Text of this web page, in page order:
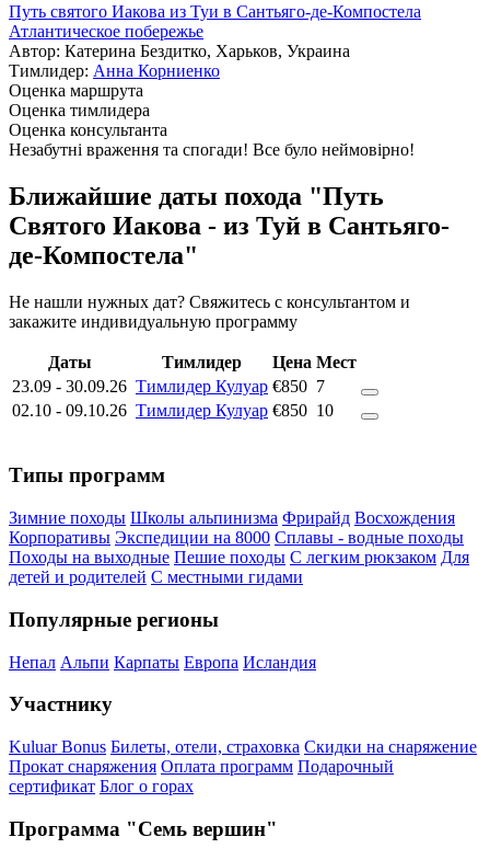
Путь святого Иакова из Туи в Сантьяго-де-Компостела
Атлантическое побережье
Автор: Катерина Бездитко, Харьков, Украина
Тимлидер: Анна Корниенко
Оценка маршрута
Оценка тимлидера
Оценка консультанта
Незабутні враження та спогади! Все було неймовірно!
Ближайшие даты похода "Путь
Святого Иакова - из Туй в Сантьяго-
де-Компостела"
Не нашли нужных дат? Свяжитесь с консультантом и
закажите индивидуальную программу
Даты Тимлидер Цена Мест
23.09 - 30.09.26 Тимлидер Кулуар €850 7
02.10 - 09.10.26 Тимлидер Кулуар €850 10
Типы программ
Зимние походы Школы альпинизма Фрирайд Восхождения
Корпоративы Экспедиции на 8000 Сплавы - водные походы
Походы на выходные Пешие походы С легким рюкзаком Для
детей и родителей С местными гидами
Популярные регионы
Непал Альпи Карпаты Европа Исландия
Участнику
Kuluar Bonus Билеты, отели, страховка Скидки на снаряжение
Прокат снаряжения Оплата программ Подарочный
сертификат Блог о горах
Программа "Семь вершин"